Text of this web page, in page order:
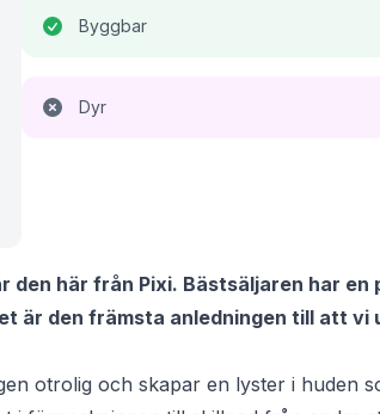
Byggbar
Dyr
här från Pixi. Bästsäljaren har en
är den främsta anledningen till att vi
otrolig och skapar en lyster i huden